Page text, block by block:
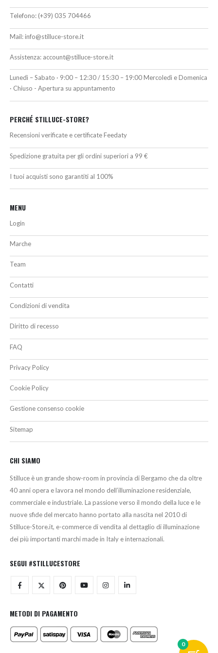
Telefono: (+39) 035 704466
Mail:info@stilluce-store.it
Assistenza: account@stilluce-store.it
Lunedì – Sabato · 9:00 – 12:30 / 15:30 – 19:00 Mercoledì e Domenica
· Chiuso - Apertura su appuntamento
PERCHÉ STILLUCE-STORE?
Recensioni verificate e certificate Feedaty
Spedizione gratuita per gli ordini superiori a 99 €
I tuoi acquisti sono garantiti al 100%
MENU
Login
Marche
Team
Contatti
Condizioni di vendita
Diritto di recesso
FAQ
Privacy Policy
Cookie Policy
Gestione consenso cookie
Sitemap
CHI SIAMO
Stilluce è un grande show-room in provincia di Bergamo che da oltre
40 anni opera e lavora nel mondo dell’illuminazione residenziale,
commerciale e industriale. La passione verso il mondo della luce e le
nuove sfide del mercato hanno portato alla nascita nel 2010 di
Stilluce-Store.it, e-commerce di vendita al dettaglio di illuminazione
dei più importanti marchi made in Italy e internazionali.
SEGUI #STILLUCESTORE
METODI DI PAGAMENTO
0